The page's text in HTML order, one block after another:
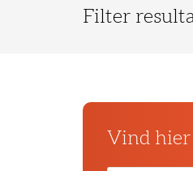
Filter
Vind hier